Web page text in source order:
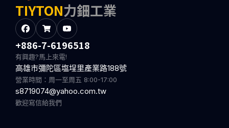
TIYTON力鈿工業
+886-7-6196518
有興趣?馬上來電!
高雄市彌陀區塩埕里產業路188號
營業時間：周一至周五 8:00-17:00
s8719074@yahoo.com.tw
歡迎寫信給我們